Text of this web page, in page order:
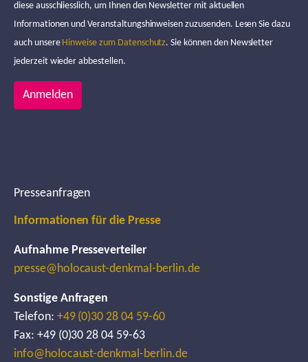
diese ausschliesslich, um Ihnen den Newsletter mit aktuellen
Informationen und Veranstaltungshinweisen zuzusenden. Lesen Sie dazu
auch unsere Hinweise zum Datenschutz. Sie können den Newsletter
jederzeit wieder abbestellen.
Anmelden
Presseanfragen
Informationen für die Presse
Aufnahme Presseverteiler
presse@holocaust-denkmal-berlin.de
Sonstige Anfragen
Telefon: +49 (0)30 28 04 59-60
Fax: +49 (0)30 28 04 59-63
info@holocaust-denkmal-berlin.de